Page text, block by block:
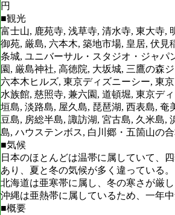
円
■観光
富士山, 鹿苑寺, 浅草寺, 清水寺, 東大寺,
御苑, 厳島, 六本木, 築地市場, 皇居, 伏見
条城, ユニバーサル・スタジオ・ジャパ
園, 厳島神社, 高徳院, 大坂城, 三鷹の森
六本木ヒルズ, 東京ディズニーシー, 東
水族館, 慈照寺, 兼六園, 道頓堀, 東京デ
垣島, 淡路島, 屋久島, 琵琶湖, 西表島, 奄
豆島, 房総半島, 諏訪湖, 宮古島, 久米島,
島, ハウステンボス, 白川郷・五箇山の
■気候
日本のほとんどは温帯に属していて、
あり、夏と冬の気候が多く違っている。
北海道は亜寒帯に属し、冬の寒さが厳し
沖縄は亜熱帯に属しているため、一年中
■概要